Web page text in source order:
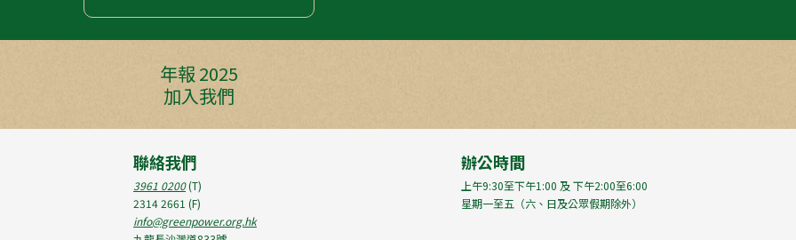
年報 2025
加入我們
聯絡我們
3961 0200(T)
2314 2661 (F)
info@greenpower.org.hk
辦公時間
上午9:30至下午1:00 及 下午2:00至6:00
星期一至五（六、日及公眾假期除外）